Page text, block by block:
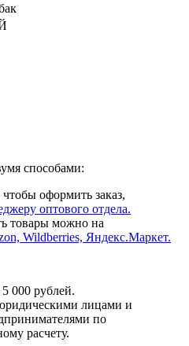
способами:
чтобы оформить заказ,
оптового отдела.
товары можно на
Wildberries, Яндекс.Маркет.
000 рублей.
лицами и
по
расчету.